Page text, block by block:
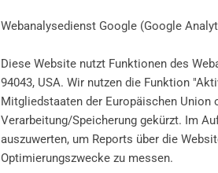
Webanalysedienst Google (Google
Diese Website nutzt Funktionen des
94043, USA. Wir nutzen die Funktion
Mitgliedstaaten der Europäischen Union
Verarbeitung/Speicherung gekürzt. Im
auszuwerten, um Reports über die
Optimierungszwecke zu messen.